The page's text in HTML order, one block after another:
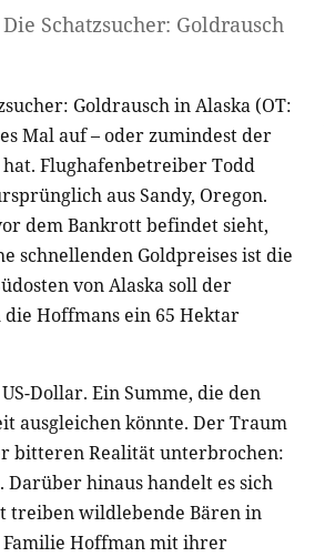
Die Schatzsucher: Goldrausch
Goldrausch in Alaska (OT:
Mal auf – oder zumindest der
Flughafenbetreiber Todd
aus Sandy, Oregon.
dem Bankrott befindet sieht,
schnellenden Goldpreises ist die
von Alaska soll der
Hoffmans ein 65 Hektar
Dollar. Ein Summe, die den
ausgleichen könnte. Der Traum
bitteren Realität unterbrochen:
hinaus handelt es sich
treiben wildlebende Bären in
Familie Hoffman mit ihrer